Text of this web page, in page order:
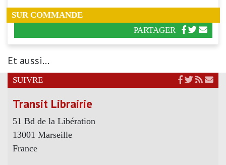
SUR COMMANDE
PARTAGER
Et aussi...
SUIVRE
Transit Librairie
51 Bd de la Libération
13001 Marseille
France